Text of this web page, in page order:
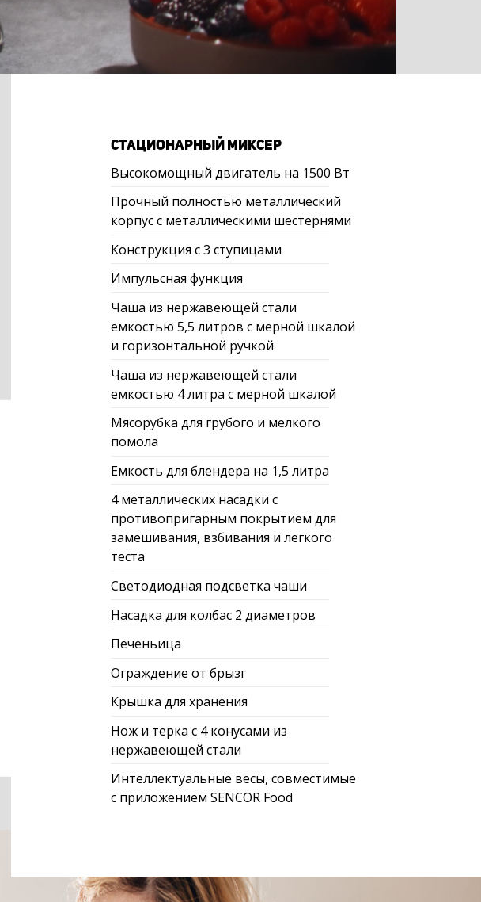
СТАЦИОНАРНЫЙ МИКСЕР
Высокомощный двигатель на 1500 Вт
Прочный полностью металлический
корпус с металлическими шестернями
Конструкция с 3 ступицами
Импульсная функция
Чаша из нержавеющей стали
емкостью 5,5 литров с мерной шкалой
и горизонтальной ручкой
Чаша из нержавеющей стали
емкостью 4 литра с мерной шкалой
Мясорубка для грубого и мелкого
помола
Емкость для блендера на 1,5 литра
4 металлических насадки с
противопригарным покрытием для
замешивания, взбивания и легкого
теста
Светодиодная подсветка чаши
Насадка для колбас 2 диаметров
Печеньица
Ограждение от брызг
Крышка для хранения
Нож и терка с 4 конусами из
нержавеющей стали
Интеллектуальные весы, совместимые
с приложением SENCOR Food